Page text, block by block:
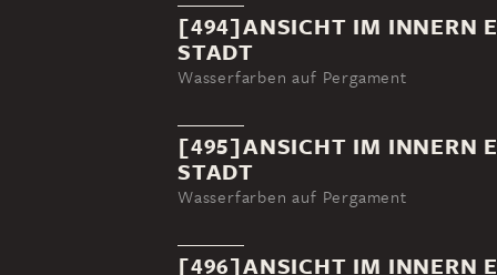
[494]ANSICHT IM INNERN
STADT
Wasserfarben auf Pergament
[495]ANSICHT IM INNERN
STADT
Wasserfarben auf Pergament
[496]ANSICHT IM INNERN